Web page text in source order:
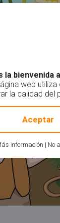
la bienvenida
web
la calidad del
información | No
! Not valid!
Aceptar